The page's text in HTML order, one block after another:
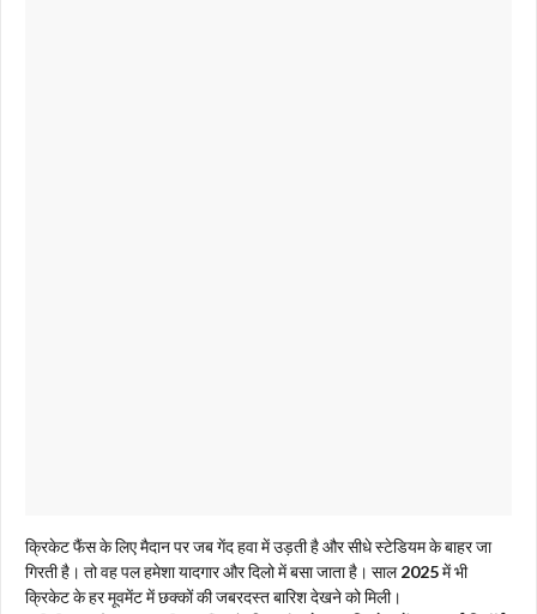
क्रिकेट फैंस के लिए मैदान पर जब गेंद हवा में उड़ती है और सीधे स्टेडियम के बाहर जा
गिरती है। तो वह पल हमेशा यादगार और दिलो में बसा जाता है। साल2025में भी
क्रिकेट के हर मूवमेंट में छक्कों की जबरदस्त बारिश देखने को मिली।